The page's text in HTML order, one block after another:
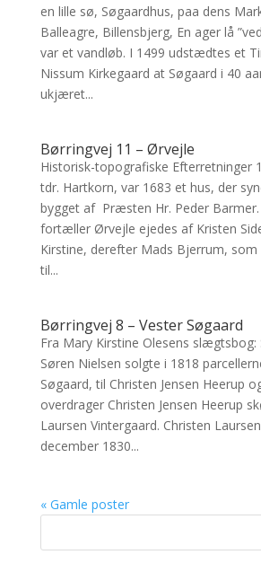
en lille sø, Søgaardhus, paa dens
Balleagre, Billensbjerg, En ager lå
var et vandløb. I 1499 udstædtes et
Nissum Kirkegaard at Søgaard i 40
ukjæret...
Børringvej 11 – Ørvejle
Historisk-topografiske Efterretninger
tdr. Hartkorn, var 1683 et hus, der
bygget af Præsten Hr. Peder
fortæller Ørvejle ejedes af Kristen
Kirstine, derefter Mads Bjerrum, som
til...
Børringvej 8 – Vester Søgaard
Fra Mary Kirstine Olesens slægtsbog:
Søren Nielsen solgte i 1818
Søgaard, til Christen Jensen Heerup
overdrager Christen Jensen Heerup
Laursen Vintergaard. Christen
december 1830...
« Gamle poster